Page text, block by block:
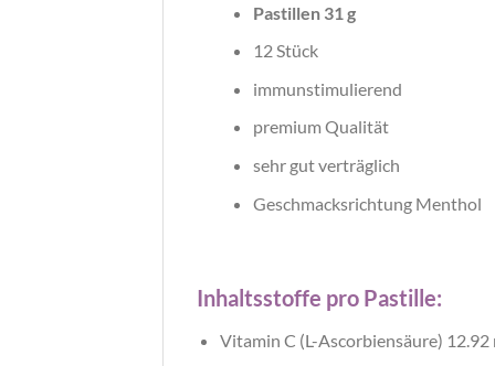
Pastillen 31 g
12 Stück
immunstimulierend
premium Qualität
sehr gut verträglich
Geschmacksrichtung Menthol
Inhaltsstoffe pro Pastille:
Vitamin C (L-Ascorbiensäure) 12.92